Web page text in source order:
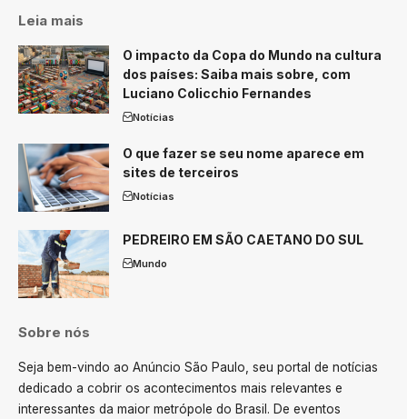
Leia mais
O impacto da Copa do Mundo na cultura
dos países: Saiba mais sobre, com
Luciano Colicchio Fernandes
Notícias
O que fazer se seu nome aparece em
sites de terceiros
Notícias
PEDREIRO EM SÃO CAETANO DO SUL
Mundo
Sobre nós
Seja bem-vindo ao Anúncio São Paulo, seu portal de notícias
dedicado a cobrir os acontecimentos mais relevantes e
interessantes da maior metrópole do Brasil. De eventos